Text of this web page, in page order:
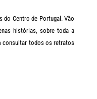
do Centro de Portugal. Vão
histórias, sobre toda a
consultar todos os retratos